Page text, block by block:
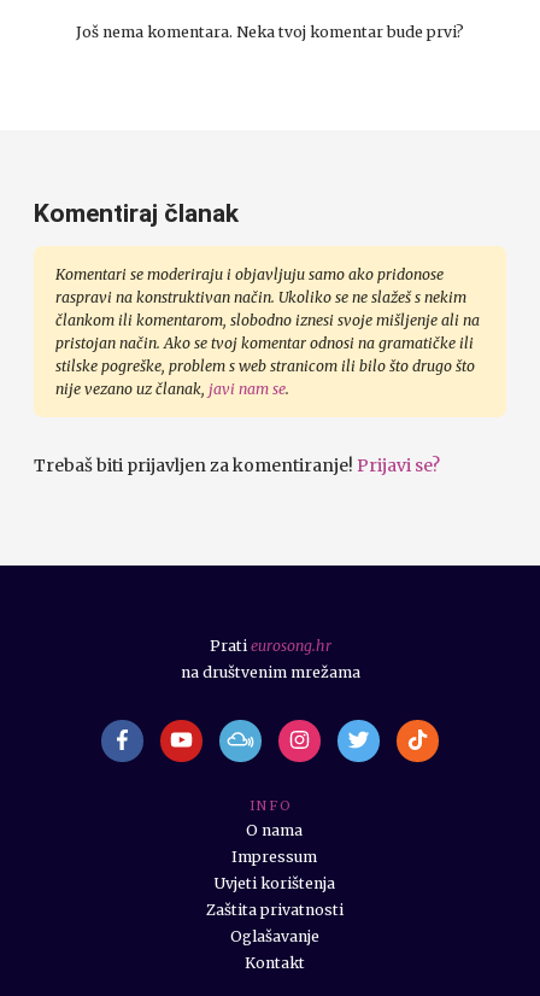
Još nema komentara. Neka tvoj komentar bude prvi?
Komentiraj članak
Komentari se moderiraju i objavljuju samo ako pridonose
raspravi na konstruktivan način. Ukoliko se ne slažeš s nekim
člankom ili komentarom, slobodno iznesi svoje mišljenje ali na
pristojan način. Ako se tvoj komentar odnosi na gramatičke ili
stilske pogreške, problem s web stranicom ili bilo što drugo što
nije vezano uz članak, javi nam se.
Trebaš biti prijavljen za komentiranje! Prijavi se?
I N F O
O nama
Impressum
Uvjeti korištenja
Zaštita privatnosti
Oglašavanje
Kontakt
Prati eurosong.hr
na društvenim mrežama